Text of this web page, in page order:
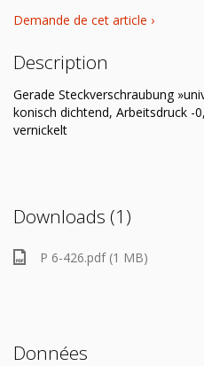
Demande de cet article ›
Description
Gerade Steckverschraubung
konisch dichtend, Arbeitsdruck -
vernickelt
Downloads (1)
P 6-426.pdf (1 MB)
Données